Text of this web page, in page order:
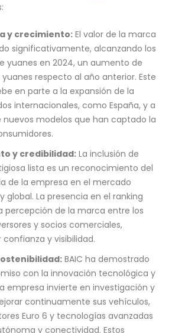
y crecimiento: El valor de la marca
significativamente, alcanzando los
yuanes en 2024, un aumento de
yuanes respecto al año anterior. Este
en parte a la expansión de la
internacionales, como España, y a
modelos que han captado la
y credibilidad:La inclusión de
lista es un reconocimiento del
de la empresa en el mercado
global. La presencia en el ranking
percepción de la marca entre los
y socios comerciales,
y visibilidad.
BAIC ha demostrado
con la innovación tecnológica y
empresa invierte en investigación y
continuamente sus vehículos,
Euro 6 y tecnologías avanzadas
y conectividad. Estos